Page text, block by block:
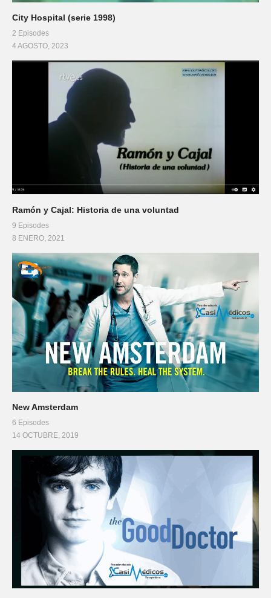
City Hospital (serie 1998)
2 Episodes
4 AGOSTO, 2023
Ramón y Cajal: Historia de una voluntad
9 Episodes
8 ENERO, 2021
New Amsterdam
6 Episodes
14 OCTUBRE, 2019